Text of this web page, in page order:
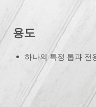
용도
하나의 특정 톱과 전